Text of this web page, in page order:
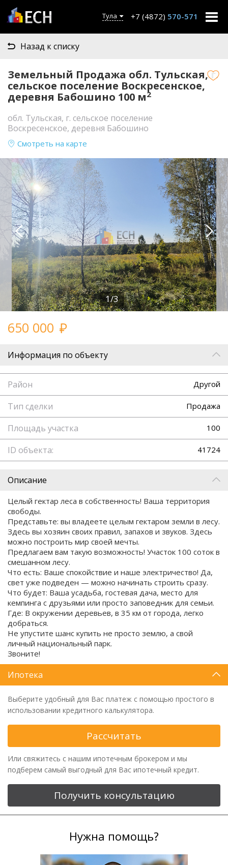
Тула +7 (4872) 570-571
Назад к списку
Земельный Продажа обл. Тульская, г.
сельское поселение Воскресенское,
деревня Бабошино 100 м2
обл. Тульская, г. сельское поселение
Воскресенское, деревня Бабошино
Смотреть на карте
1/3
650 000
Информация по объекту
Район Другой
Тип сделки Продажа
Площадь участка 100
ID объекта: 41724
Описание
Целый гектар леса в собственность! Ваша территория
свободы.
Представьте: вы владеете целым гектаром земли в лесу.
Здесь вы хозяин своих правил, запахов и звуков. Здесь
можно построить мир своей мечты.
Предлагаем вам такую возможность! Участок 100 соток в
смешанном лесу.
Что есть: Ваше спокойствие и наше электричество! Да,
свет уже подведен — можно начинать строить сразу.
Что будет: Ваша усадьба, гостевая дача, место для
кемпинга с друзьями или просто заповедник для семьи.
Где: В окружении деревьев, в 35 км от города, легко
добраться.
Не упустите шанс купить не просто землю, а свой
личный национальный парк.
Звоните!
Ипотека
Выберите удобный для Вас платеж с помощью простого в
использовании кредитного калькулятора.
Рассчитать
Или свяжитесь с нашим ипотечным брокером и мы
подберем самый выгодный для Вас ипотечный кредит.
Получить консультацию
Нужна помощь?